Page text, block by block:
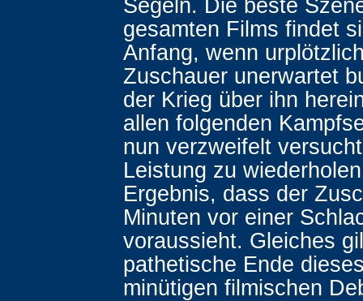
Segeln. Die beste
gesamten Films findet
Anfang, wenn
Zuschauer unerwartet
der Krieg über ihn
allen folgenden
nun verzweifelt
Leistung zu
Ergebnis, dass der
Minuten vor einer
voraussieht. Gleiches
pathetische Ende
minütigen filmischen